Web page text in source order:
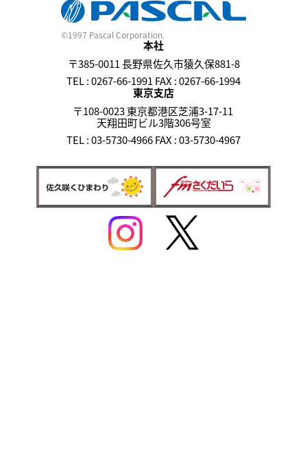
©1997 Pascal Corporation.
本社
〒385-0011 長野県佐久市猿久保881-8
TEL : 0267-66-1991 FAX : 0267-66-1994
東京支店
〒108-0023 東京都港区芝浦3-17-11
天翔田町ビル3階306号室
TEL : 03-5730-4966 FAX : 03-5730-4967